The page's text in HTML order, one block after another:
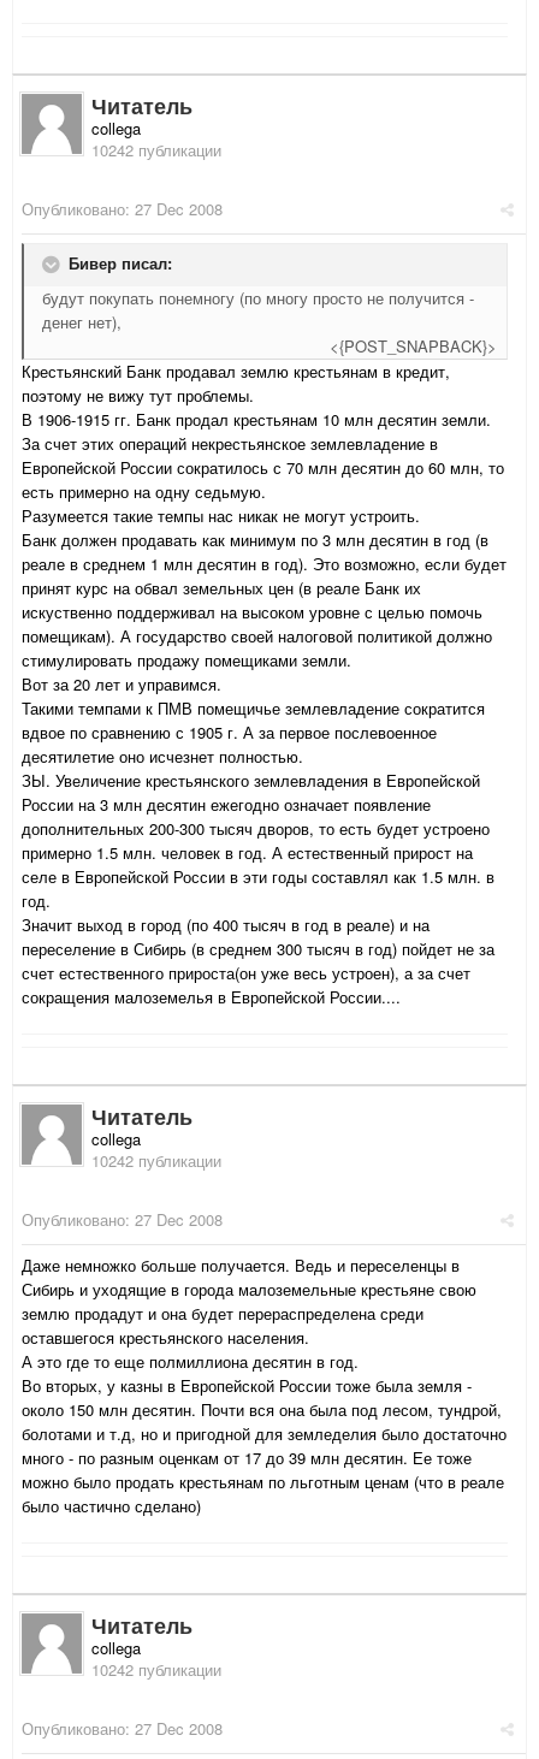
Читатель
collega
10242 публикации
Опубликовано: 27 Dec 2008
Бивер писал:
будут покупать понемногу (по многу просто не получится -
денег нет),
<{POST_SNAPBACK}>
Крестьянский Банк продавал землю крестьянам в кредит,
поэтому не вижу тут проблемы.
В 1906-1915 гг. Банк продал крестьянам 10 млн десятин земли.
За счет этих операций некрестьянское землевладение в
Европейской России сократилось с 70 млн десятин до 60 млн, то
есть примерно на одну седьмую.
Разумеется такие темпы нас никак не могут устроить.
Банк должен продавать как минимум по 3 млн десятин в год (в
реале в среднем 1 млн десятин в год). Это возможно, если будет
принят курс на обвал земельных цен (в реале Банк их
искуственно поддерживал на высоком уровне с целью помочь
помещикам). А государство своей налоговой политикой должно
стимулировать продажу помещиками земли.
Вот за 20 лет и управимся.
Такими темпами к ПМВ помещичье землевладение сократится
вдвое по сравнению с 1905 г. А за первое послевоенное
десятилетие оно исчезнет полностью.
ЗЫ. Увеличение крестьянского землевладения в Европейской
России на 3 млн десятин ежегодно означает появление
дополнительных 200-300 тысяч дворов, то есть будет устроено
примерно 1.5 млн. человек в год. А естественный прирост на
селе в Европейской России в эти годы составлял как 1.5 млн. в
год.
Значит выход в город (по 400 тысяч в год в реале) и на
переселение в Сибирь (в среднем 300 тысяч в год) пойдет не за
счет естественного прироста(он уже весь устроен), а за счет
сокращения малоземелья в Европейской России....
Читатель
collega
10242 публикации
Опубликовано: 27 Dec 2008
Даже немножко больше получается. Ведь и переселенцы в
Сибирь и уходящие в города малоземельные крестьяне свою
землю продадут и она будет перераспределена среди
оставшегося крестьянского населения.
А это где то еще полмиллиона десятин в год.
Во вторых, у казны в Европейской России тоже была земля -
около 150 млн десятин. Почти вся она была под лесом, тундрой,
болотами и т.д, но и пригодной для земледелия было достаточно
много - по разным оценкам от 17 до 39 млн десятин. Ее тоже
можно было продать крестьянам по льготным ценам (что в реале
было частично сделано)
Читатель
collega
10242 публикации
Опубликовано: 27 Dec 2008